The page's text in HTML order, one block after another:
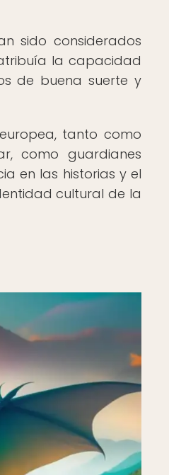
sido considerados
la capacidad
de buena suerte y
tanto como
como guardianes
en las historias y el
cultural de la